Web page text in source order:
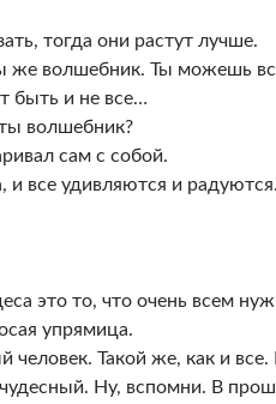
тогда они растут лучше.
же волшебник. Ты можешь
быть и не все…
волшебник?
сам с собой.
и все удивляются и
это то, что очень всем
упрямица.
Такой же, как и все.
Ну, вспомни. В